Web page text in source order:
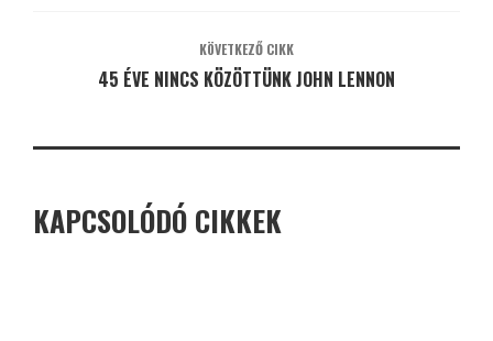
KÖVETKEZŐ CIKK
45 ÉVE NINCS KÖZÖTTÜNK JOHN LENNON
KAPCSOLÓDÓ CIKKEK